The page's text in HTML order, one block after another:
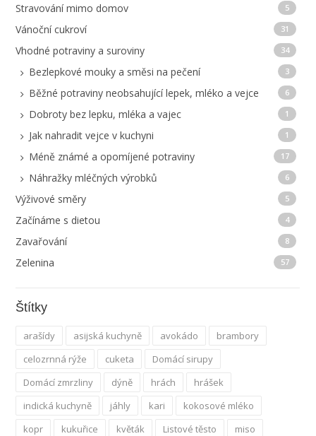
Stravování mimo domov 5
Vánoční cukroví 31
Vhodné potraviny a suroviny 34
Bezlepkové mouky a směsi na pečení 3
Běžné potraviny neobsahující lepek, mléko a vejce 6
Dobroty bez lepku, mléka a vajec 1
Jak nahradit vejce v kuchyni 1
Méně známé a opomíjené potraviny 17
Náhražky mléčných výrobků 6
Výživové směry 5
Začínáme s dietou 4
Zavařování 8
Zelenina 57
Štítky
arašídy asijská kuchyně avokádo
brambory
celozrnná rýže
cuketa
Domácí sirupy
Domácí zmrzliny
dýně hrách
hrášek
indická kuchyně
jáhly kari
kokosové mléko
kopr
kukuřice květák Listové těsto
miso